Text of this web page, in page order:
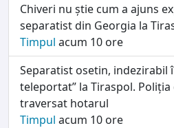
Chiveri nu știe cum a ajuns
separatist din Georgia la
Timpul acum 10 ore
Separatist osetin, indezirabil
teleportat” la Tiraspol.
traversat hotarul
Timpul acum 10 ore